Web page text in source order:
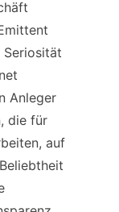
Seriosität
Anleger
die für
auf